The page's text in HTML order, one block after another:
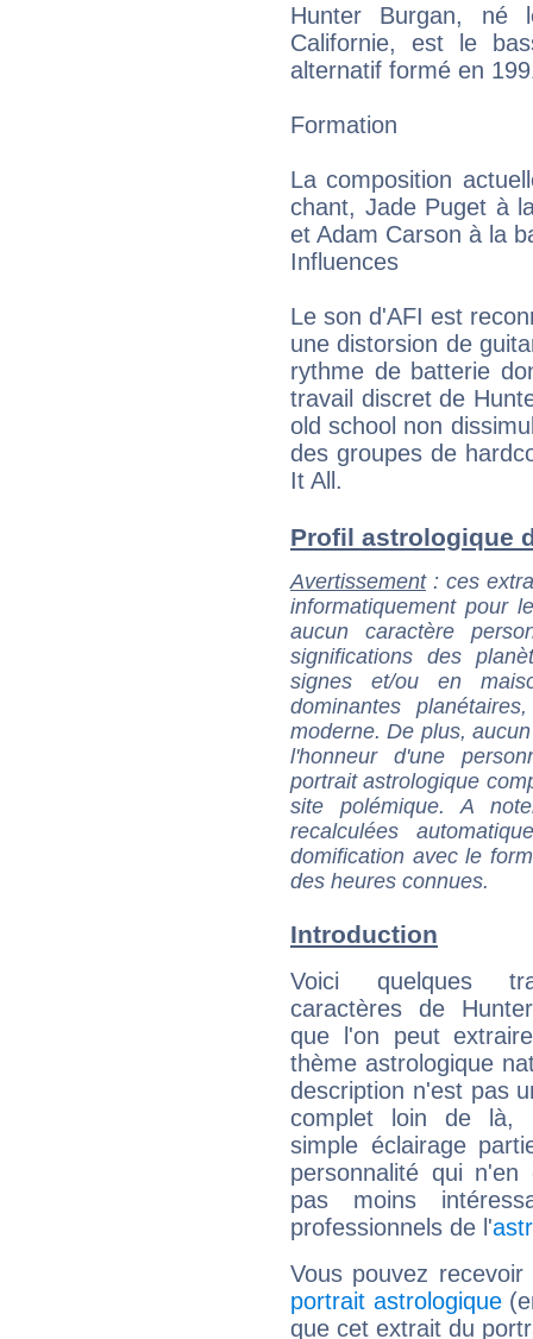
Hunter Burgan, né
Californie, est le
alternatif formé en
Formation
La composition
chant, Jade Puget à
et Adam Carson à la
Influences
Le son d'AFI est
une distorsion de
rythme de batterie
travail discret de
old school non
des groupes de
It All.
Profil astrologique
Avertissement: ces
informatiquement pour
aucun caractère
significations des
signes et/ou en
dominantes
moderne. De plus,
l'honneur d'une
portrait astrologique
site polémique. A
recalculées
domification avec le
des heures connues.
Introduction
Voici quelques
caractères de
que l'on peut
thème astrologique
description n'est pas
complet loin de là,
simple éclairage
personnalité qui n'en
pas moins
professionnels de l'
Vous pouvez
portrait astrologique
que cet extrait du